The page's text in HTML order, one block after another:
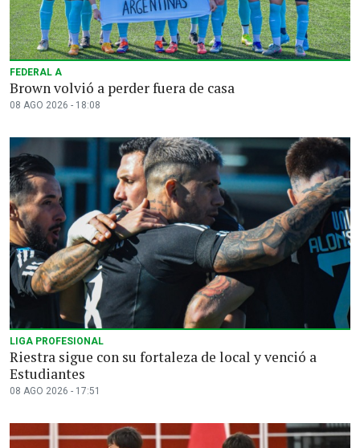
FEDERAL A
Brown volvió a perder fuera de casa
08 AGO 2026 - 18:08
LIGA PROFESIONAL
Riestra sigue con su fortaleza de local y venció a
Estudiantes
08 AGO 2026 - 17:51